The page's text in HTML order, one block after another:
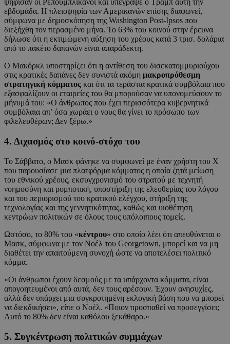
ψήφισαν οι Ρεπουμπλικανοί και υπέγραψε ο Τραμπ αυτή την
εβδομάδα. Η πλειοψηφία των Αμερικανών επίσης διαφωνεί,
σύμφωνα με δημοσκόπηση της Washington Post-Ipsos που
διεξήχθη τον περασμένο μήνα. Το 63% του κοινού στην έρευνα
δήλωσε ότι η εκτιμώμενη αύξηση του χρέους κατά 3 τρισ. δολάρια
από το πακέτο δαπανών είναι απαράδεκτη.
Ο Μακόρκλ υποστηρίζει ότι η αντίθεση του δισεκατομμυριούχου
στις κρατικές δαπάνες δεν συνιστά ακόμη μακροπρόθεσμη
στρατηγική κόμματος και ότι τα τεράστια κρατικά συμβόλαια που
εξασφαλίζουν οι εταιρείες του θα μπορούσαν να υπονομεύσουν το
μήνυμά του: «Ο άνθρωπος που έχει περισσότερα κυβερνητικά
συμβόλαια απ’ όσα χωράει ο νους θα γίνει το πρόσωπο των
φιλελευθέρων; Δεν ξέρω.»
4. Διχασμός στο κοινό-στόχο του
Το Σάββατο, ο Μασκ φάνηκε να συμφωνεί με έναν χρήστη του Χ
που παρουσίασε μια πλατφόρμα κόμματος η οποία ζητά μείωση
του εθνικού χρέους, εκσυγχρονισμό του στρατού με τεχνητή
νοημοσύνη και ρομποτική, υποστήριξη της ελευθερίας του λόγου
και του περιορισμού του κρατικού ελέγχου, στήριξη της
τεχνολογίας και της γεννητικότητας, καθώς και υιοθέτηση
κεντρώων πολιτικών σε όλους τους υπόλοιπους τομείς.
Ωστόσο, το 80% του «κέντρου» στο οποίο λέει ότι απευθύνεται ο
Μασκ, σύμφωνα με τον Νοέλ του Georgetown, μπορεί και να μη
διαθέτει την απαιτούμενη συνοχή ώστε να αποτελέσει πολιτικό
κόμμα.
«Οι άνθρωποι έχουν δεσμούς με τα υπάρχοντα κόμματα, είναι
απογοητευμένοι από αυτά, δεν τους αρέσουν. Έχουν ανησυχίες,
αλλά δεν υπάρχει μια συγκροτημένη εκλογική βάση που να μπορεί
να διεκδικήσει», είπε ο Νοέλ. «Ποιον προσπαθεί να προσεγγίσει;
Αυτό το 80% δεν είναι καθόλου ξεκάθαρο.»
5. Συγκέντρωση πολιτικών συμμάχων